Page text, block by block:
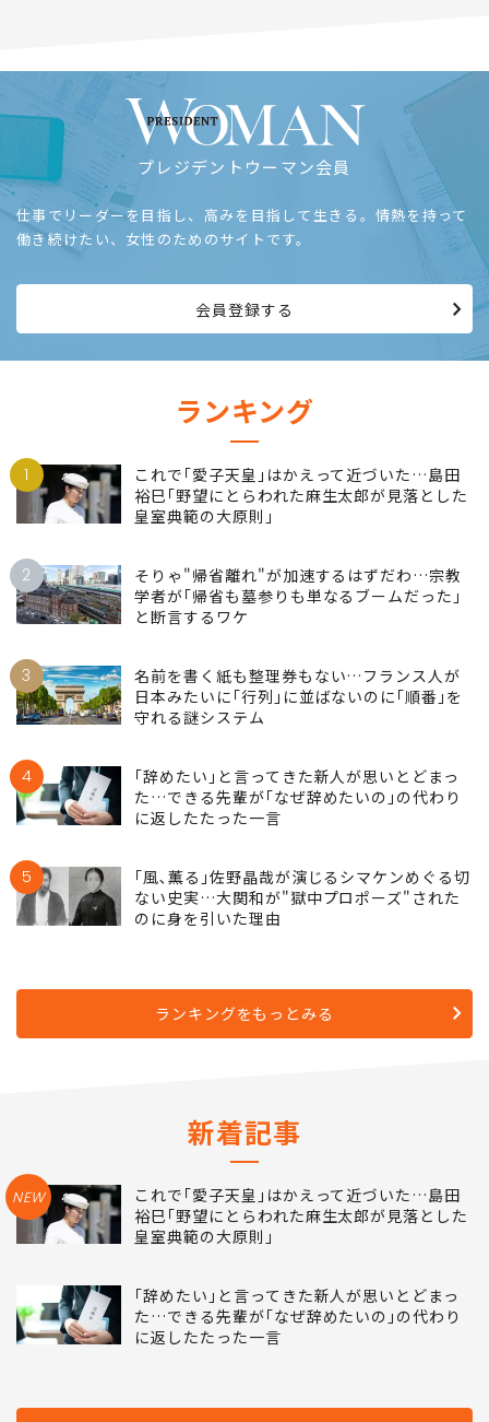
プレジデントウーマン会員
仕事でリーダーを目指し、高みを目指して生きる。情熱を持って
働き続けたい、女性のためのサイトです。
会員登録する
ランキング
1
これで｢愛子天皇｣はかえって近づいた…島田
裕巳｢野望にとらわれた麻生太郎が見落とした
皇室典範の大原則｣
2
そりゃ"帰省離れ"が加速するはずだわ…宗教
学者が｢帰省も墓参りも単なるブームだった｣
と断言するワケ
3
名前を書く紙も整理券もない…フランス人が
日本みたいに｢行列｣に並ばないのに｢順番｣を
守れる謎システム
4
｢辞めたい｣と言ってきた新人が思いとどまっ
た…できる先輩が｢なぜ辞めたいの｣の代わり
に返したたった一言
5
｢風､薫る｣佐野晶哉が演じるシマケンめぐる切
ない史実…大関和が"獄中プロポーズ"された
のに身を引いた理由
ランキングをもっとみる
新着記事
NEW
これで｢愛子天皇｣はかえって近づいた…島田
裕巳｢野望にとらわれた麻生太郎が見落とした
皇室典範の大原則｣
｢辞めたい｣と言ってきた新人が思いとどまっ
た…できる先輩が｢なぜ辞めたいの｣の代わり
に返したたった一言